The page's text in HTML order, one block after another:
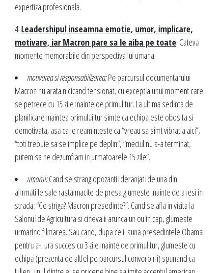
expertiza profesionala.
4. Leadershipul inseamna emotie, umor, implicare,
motivare, iar Macron pare sa le aiba pe toate. Cateva
momente memorabile din perspectiva lui umana:
motivarea si responsabilizarea:Pe parcursul documentarului
Macron nu arata nicicand tensionat, cu exceptia unui moment care
se petrece cu 15 zile inainte de primul tur. La ultima sedinta de
planificare inaintea primului tur simte ca echipa este obosita si
demotivata, asa ca le reaminteste ca “vreau sa simt vibratia aici”,
“toti trebuie sa se implice pe deplin”, “meciul nu s-a terminat,
putem sa ne dezumflam in urmatoarele 15 zile”.
umorul:Cand se strang opozantii deranjati de una din
afirmatiile sale rastalmacite de presa glumeste inainte de a iesi in
strada: “Ce striga? Macron presedinte?”. Cand se afla in vizita la
Salonul de Agricultura si cineva ii arunca un ou in cap, glumeste
urmarind filmarea. Sau cand, dupa ce il suna presedintele Obama
pentru a-i ura succes cu 3 zile inainte de primul tur, glumeste cu
echipa (prezenta de altfel pe parcursul convorbirii) spunand ca